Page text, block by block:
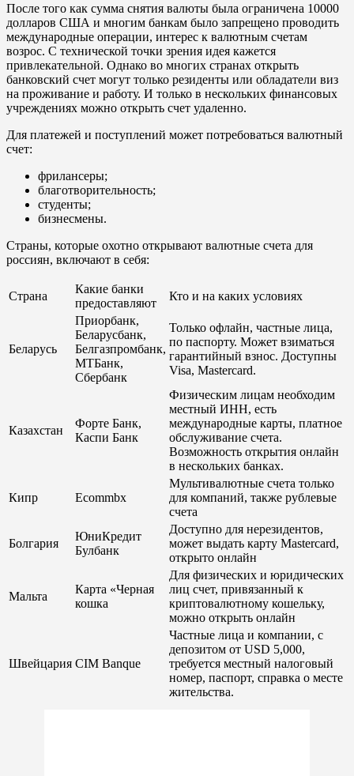
После того как сумма снятия валюты была ограничена 10000
долларов США и многим банкам было запрещено проводить
международные операции, интерес к валютным счетам
возрос. С технической точки зрения идея кажется
привлекательной. Однако во многих странах открыть
банковский счет могут только резиденты или обладатели виз
на проживание и работу. И только в нескольких финансовых
учреждениях можно открыть счет удаленно.
Для платежей и поступлений может потребоваться валютный
счет:
фрилансеры;
благотворительность;
студенты;
бизнесмены.
Страны, которые охотно открывают валютные счета для
россиян, включают в себя:
Страна
Какие банки
предоставляют
Кто и на каких условиях
Беларусь
Приорбанк,
Беларусбанк,
Белгазпромбанк,
МТБанк,
Сбербанк
Только офлайн, частные лица,
по паспорту. Может взиматься
гарантийный взнос. Доступны
Visa, Mastercard.
Казахстан
Форте Банк,
Каспи Банк
Физическим лицам необходим
местный ИНН, есть
международные карты, платное
обслуживание счета.
Возможность открытия онлайн
в нескольких банках.
Кипр Ecommbx
Мультивалютные счета только
для компаний, также рублевые
счета
Болгария
ЮниКредит
Булбанк
Доступно для нерезидентов,
может выдать карту Mastercard,
открыто онлайн
Мальта
Карта «Черная
кошка
Для физических и юридических
лиц счет, привязанный к
криптовалютному кошельку,
можно открыть онлайн
Швейцария CIM Banque
Частные лица и компании, с
депозитом от USD 5,000,
требуется местный налоговый
номер, паспорт, справка о месте
жительства.